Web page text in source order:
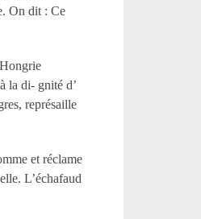
On dit : Ce
la di- gnité d’
représaille
et réclame
L’échafaud